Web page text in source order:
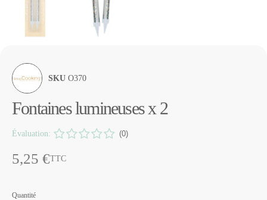
SKU O370
Fontaines lumineuses x 2
Évaluation: (0)
5,25 €TTC
Quantité